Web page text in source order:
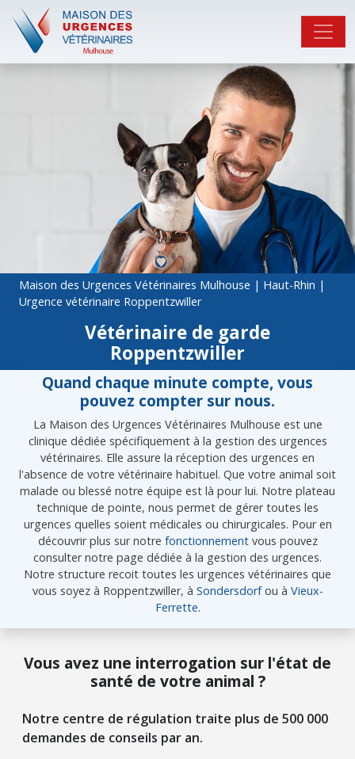
Maison des Urgences Vétérinaires Mulhouse | Haut-Rhin |
Urgence vétérinaire Roppentzwiller
Vétérinaire de garde
Roppentzwiller
Quand chaque minute compte, vous
pouvez compter sur nous.
La Maison des Urgences Vétérinaires Mulhouse est une
clinique dédiée spécifiquement à la gestion des urgences
vétérinaires. Elle assure la réception des urgences en
l'absence de votre vétérinaire habituel. Que votre animal soit
malade ou blessé notre équipe est là pour lui. Notre plateau
technique de pointe, nous permet de gérer toutes les
urgences quelles soient médicales ou chirurgicales. Pour en
découvrir plus sur notre fonctionnementvous pouvez
consulter notre page dédiée à la gestion des urgences.
Notre structure recoit toutes les urgences vétérinaires que
vous soyez à Roppentzwiller, à Sondersdorfou à Vieux-
Ferrette.
Vous avez une interrogation sur l'état de
santé de votre animal ?
Notre centre de régulation traite plus de 500 000
demandes de conseils par an.